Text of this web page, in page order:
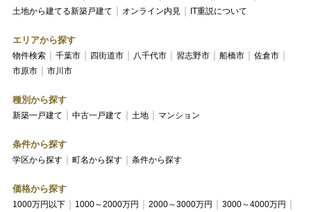
土地から建てる新築戸建て
オンライン内見 IT重説について
エリアから探す
物件検索 千葉市 四街道市 八千代市 習志野市 船橋市
佐倉市
市原市
市川市
種別から探す
新築一戸建て 中古一戸建て 土地 マンション
条件から探す
学区から探す 町名から探す 条件から探す
価格から探す
1000万円以下 1000～2000万円 2000～3000万円
3000～4000万円